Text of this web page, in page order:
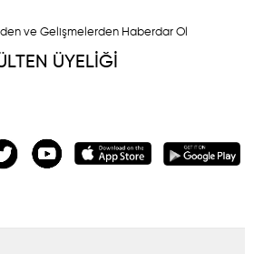
ve Gelişmelerden Haberdar Ol
ÜYELİĞİ